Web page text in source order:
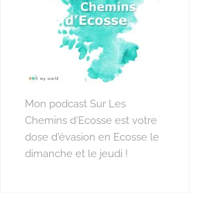
Mon podcast Sur Les
Chemins d'Ecosse est votre
dose d'évasion en Ecosse le
dimanche et le jeudi !